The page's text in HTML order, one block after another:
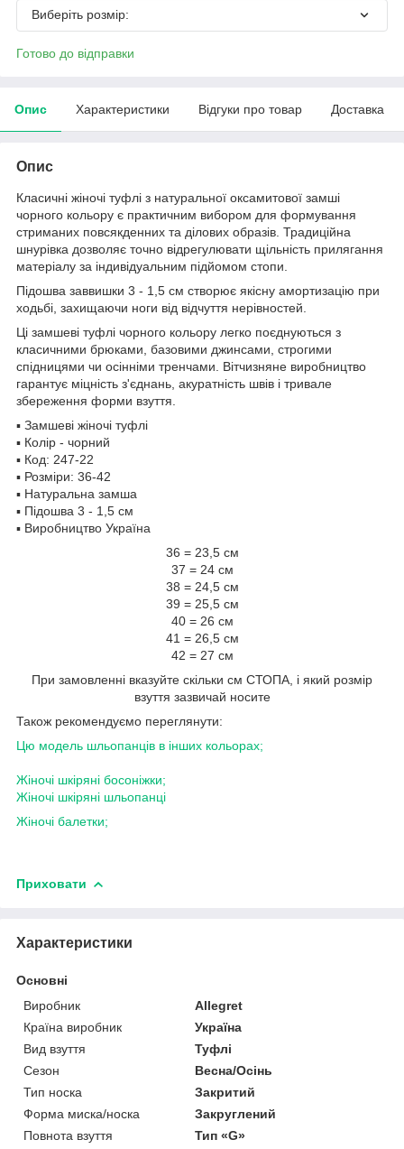
Виберіть розмір:
Готово до відправки
Опис Характеристики Відгуки про товар Доставка
Опис
Класичні жіночі туфлі з натуральної оксамитової замші
чорного кольору є практичним вибором для формування
стриманих повсякденних та ділових образів. Традиційна
шнурівка дозволяє точно відрегулювати щільність прилягання
матеріалу за індивідуальним підйомом стопи.
Підошва заввишки 3 - 1,5 см створює якісну амортизацію при
ходьбі, захищаючи ноги від відчуття нерівностей.
Ці замшеві туфлі чорного кольору легко поєднуються з
класичними брюками, базовими джинсами, строгими
спідницями чи осінніми тренчами. Вітчизняне виробництво
гарантує міцність з'єднань, акуратність швів і тривале
збереження форми взуття.
▪️ Замшеві жіночі туфлі
▪️ Колір - чорний
▪️ Код: 247-22
▪️ Розміри: 36-42
▪️ Натуральна замша
▪️ Підошва 3 - 1,5 см
▪️ Виробництво Україна
36 = 23,5 см
37 = 24 см
38 = 24,5 см
39 = 25,5 см
40 = 26 см
41 = 26,5 см
42 = 27 см
При замовленні вказуйте скільки см СТОПА, і який розмір
взуття зазвичай носите
Також рекомендуємо переглянути:
Цю модель шльопанців в інших кольорах;
Жіночі шкіряні босоніжки;
Жіночі шкіряні шльопанці
Жіночі балетки;
Приховати
Характеристики
Основні
Виробник
Allegret
Країна виробник
Україна
Вид взуття
Туфлі
Сезон
Весна/Осінь
Тип носка
Закритий
Форма миска/носка
Закруглений
Повнота взуття
Тип «G»